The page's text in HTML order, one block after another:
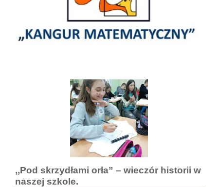
,,Pod skrzydłami orła” – wieczór historii w
naszej szkole.